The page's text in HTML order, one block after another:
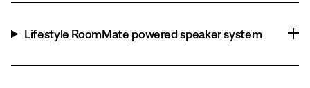
Lifestyle RoomMate powered speaker system